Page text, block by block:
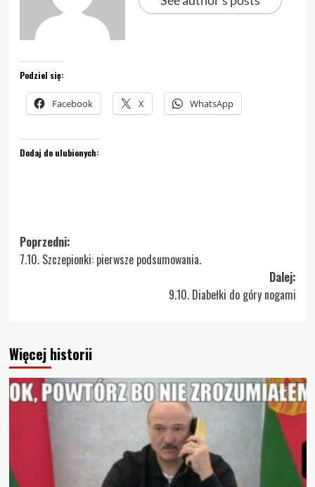
Podziel się:
Facebook X WhatsApp
Dodaj do ulubionych:
Zobacz
wpisy
Poprzedni:
7.10. Szczepionki: pierwsze podsumowania.
Dalej:
9.10. Diabełki do góry nogami
Więcej historii